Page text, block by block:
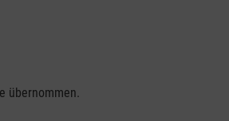
übernommen.